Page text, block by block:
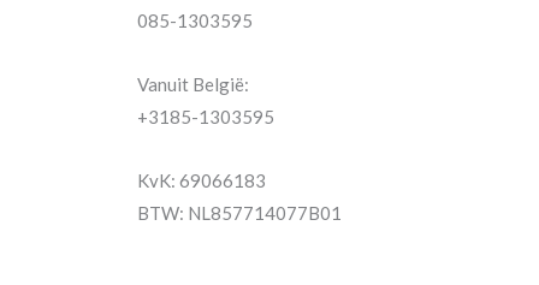
085-1303595
Vanuit België:
+3185-1303595
KvK: 69066183
BTW: NL857714077B01